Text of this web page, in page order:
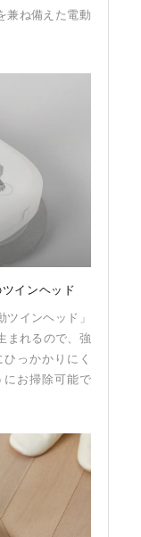
兼ね備えた電動
インヘッド
インヘッド」
まれるので、強
っかかりにく
お掃除可能で